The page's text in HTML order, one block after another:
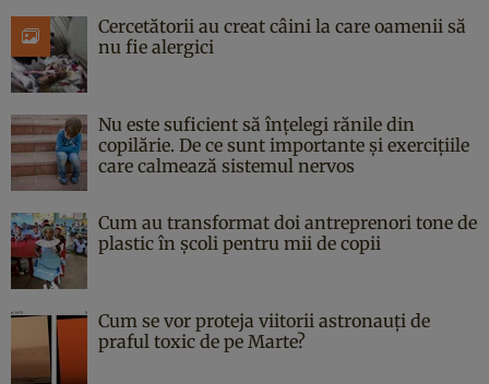
Cercetătorii au creat câini la care oamenii să
nu fie alergici
Nu este suficient să înțelegi rănile din
copilărie. De ce sunt importante și exercițiile
care calmează sistemul nervos
Cum au transformat doi antreprenori tone de
plastic în școli pentru mii de copii
Cum se vor proteja viitorii astronauți de
praful toxic de pe Marte?